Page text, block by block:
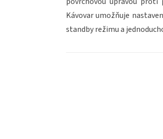
Kávovar umožňuje
standby režimu a